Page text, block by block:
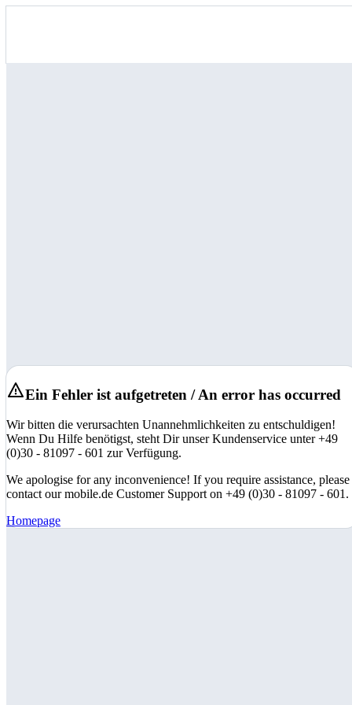
Ein Fehler ist aufgetreten / An error has occurred
Wir bitten die verursachten Unannehmlichkeiten zu entschuldigen!
Wenn Du Hilfe benötigst, steht Dir unser Kundenservice unter +49
(0)30 - 81097 - 601 zur Verfügung.
We apologise for any inconvenience! If you require assistance, please
contact our mobile.de Customer Support on +49 (0)30 - 81097 - 601.
Homepage